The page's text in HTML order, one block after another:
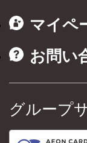
マイペ
お問い
グループ